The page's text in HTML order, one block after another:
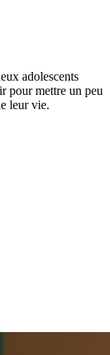
adolescents
pour mettre un peu
leur vie.